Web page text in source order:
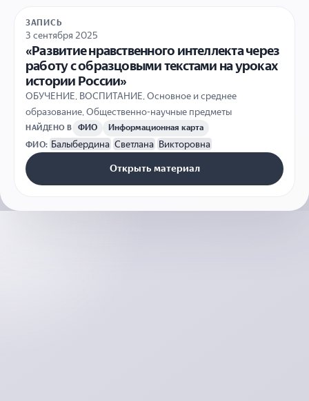
ЗАПИСЬ
3 сентября 2025
«Развитие нравственного интеллекта через
работу с образцовыми текстами на уроках
истории России»
ОБУЧЕНИЕ, ВОСПИТАНИЕ,Основное и среднее
образование,Общественно-научные предметы
НАЙДЕНО В ФИО
Информационная карта
ФИО: Балыбердина Светлана Викторовна
Открыть материал